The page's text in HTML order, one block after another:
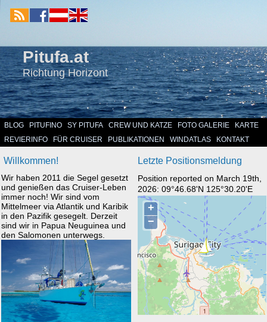
Pitufa.at
Richtung Horizont
BLOG PITUFINO SY PITUFA CREW UND KATZE FOTO GALERIE
KARTE
REVIERINFO
FÜR CRUISER PUBLIKATIONEN WINDATLAS KONTAKT
Willkommen!
Wir haben 2011 die Segel gesetzt
und genießen das Cruiser-Leben
immer noch! Wir sind vom
Mittelmeer via Atlantik und Karibik
in den Pazifik gesegelt. Derzeit
sind wir in Papua Neuguinea und
den Salomonen unterwegs.
Letzte Positionsmeldung
Position reported on March 19th,
2026: 09°46.68'N 125°30.20'E